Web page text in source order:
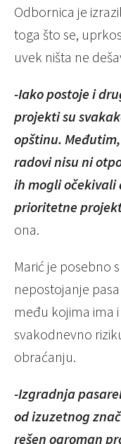
Odbornica je
toga što se,
uvek ništa ne
-Iako postoje i
projekti su
opštinu.
radovi nisu ni
ih mogli
prioritetne
ona.
Marić je posebno
nepostojanje
među kojima ima
svakodnevno
obraćanju.
-Izgradnja
od izuzetnog
rešen ogroman